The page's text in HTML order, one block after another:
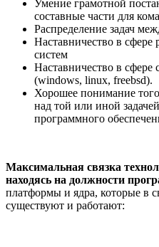
Умение грамотной
составные части для
Распределение задач
Наставничество в
систем
Наставничество в сфере
(windows, linux, freebsd).
Хорошее понимание
над той или иной
программного
Максимальная связка
находясь на должности
платформы и ядра, которые в
существуют и работают: